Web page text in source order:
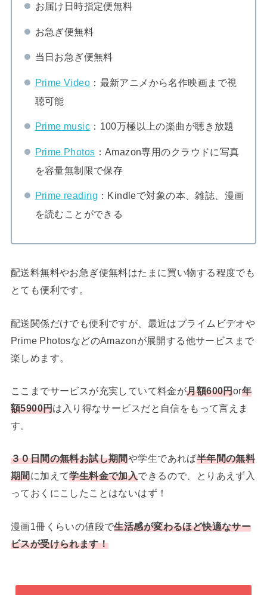
お届け日時指定便無料
お急ぎ便無料
当日お急ぎ便無料
Prime Video ：最新アニメから名作映画まで視
聴可能
Prime music ：100万極以上の楽曲が聴き放題
Prime Photos ：Amazon専用のクラウドに写真
を容量無制限で保存
Prime reading ：Kindleで対象の本、雑誌、漫画
を読むことができる
配送料無料やお急ぎ便無料はたまに買い物する程度でも
とても便利です。
配送関係だけでも便利ですが、最近はプライムビデオや
Prime PhotosなどのAmazonが展開する他サービスまで
楽しめます。
ここまでサービスが充実していて料金が月額600円or年
額5900円は入り得なサービスだと自信をもって言えま
す。
３０日間の無料お試し期間や学生であれば半年間の無料
期間に加えて学生料金で加入できるので、とりあえず入
っておくにこしたことはないはず！
漫画1冊くらいの値段で生活感が変わるほど快適なサー
ビスが受けられます！